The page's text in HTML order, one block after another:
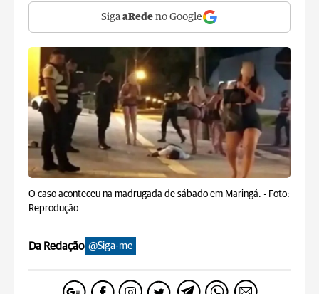
Siga aRede no Google
O caso aconteceu na madrugada de sábado em Maringá. - Foto:
Reprodução
Da Redação @Siga-me